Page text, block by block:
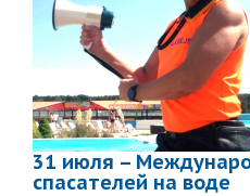
31 июля –
спасателей на воде